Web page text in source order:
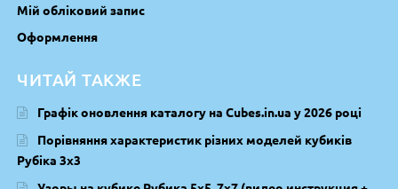
Мій обліковий запис
Оформлення
ЧИТАЙ ТАКЖЕ
Графік оновлення каталогу на Cubes.in.ua у 2026 році
Порівняння характеристик різних моделей кубиків
Рубіка 3х3